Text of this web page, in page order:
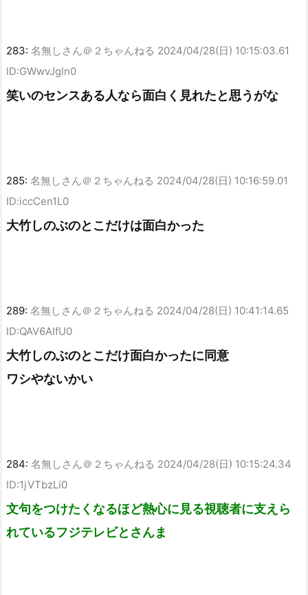
283: 名無しさん＠２ちゃんねる 2024/04/28(日) 10:15:03.61
ID:GWwvJgIn0
笑いのセンスある人なら面白く見れたと思うがな
285: 名無しさん＠２ちゃんねる 2024/04/28(日) 10:16:59.01
ID:iccCen1L0
大竹しのぶのとこだけは面白かった
289: 名無しさん＠２ちゃんねる 2024/04/28(日) 10:41:14.65
ID:QAV6AIfU0
大竹しのぶのとこだけ面白かったに同意
ワシやないかい
284: 名無しさん＠２ちゃんねる 2024/04/28(日) 10:15:24.34
ID:1jVTbzLi0
文句をつけたくなるほど熱心に見る視聴者に支えら
れているフジテレビとさんま